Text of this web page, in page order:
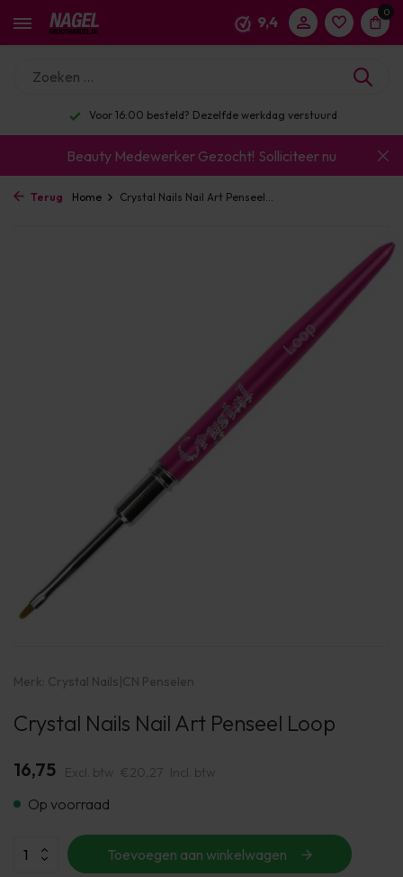
9,4
0
Voor 16:00 besteld? Dezelfde werkdag verstuurd
Beauty Medewerker Gezocht! Solliciteer nu
Terug Home Crystal Nails Nail Art Penseel...
Merk: Crystal Nails|CN Penselen
Crystal Nails Nail Art Penseel Loop
16,75 Excl. btw €20,27 Incl. btw
Op voorraad
Toevoegen aan winkelwagen